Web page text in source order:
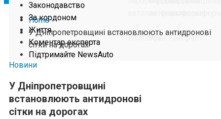
Законодавство
За кордоном
Життя
Коментар експерта
Підтримайте NewsAuto
Home
У Дніпропетровщині встановлюють антидронові
сітки на дорогах
Новини
У Дніпропетровщині
встановлюють антидронові
сітки на дорогах